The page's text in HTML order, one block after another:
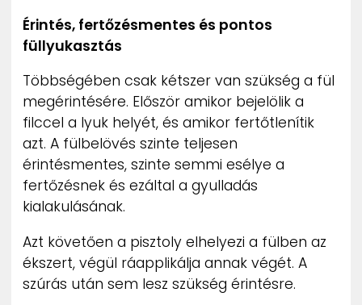
Érintés, fertőzésmentes és pontos
füllyukasztás
Többségében csak kétszer van szükség a fül
megérintésére. Először amikor bejelölik a
filccel a lyuk helyét, és amikor fertőtlenítik
azt. A fülbelövés szinte teljesen
érintésmentes, szinte semmi esélye a
fertőzésnek és ezáltal a gyulladás
kialakulásának.
Azt követően a pisztoly elhelyezi a fülben az
ékszert, végül ráapplikálja annak végét. A
szúrás után sem lesz szükség érintésre.